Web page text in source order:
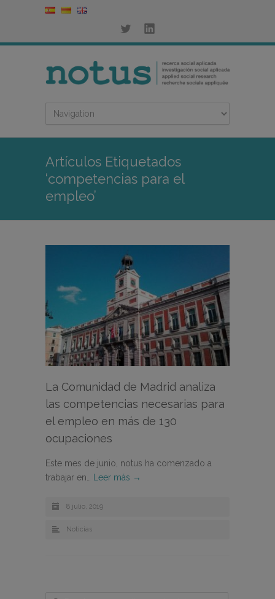
Artículos Etiquetados
‘competencias para el
empleo’
La Comunidad de Madrid analiza
las competencias necesarias para
el empleo en más de 130
ocupaciones
Este mes de junio, notus ha comenzado a
trabajar en…
Leer más →
8 julio, 2019
Noticias